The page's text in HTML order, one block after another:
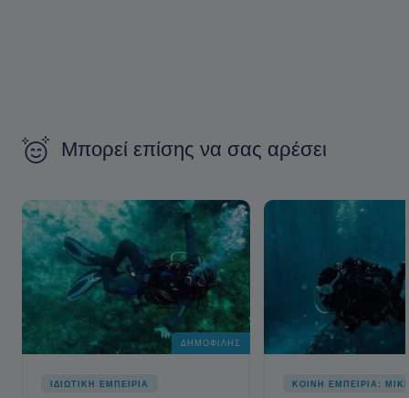
Μπορεί επίσης να σας αρέσει
ΔΗΜΟΦΙΛΉΣ
ΙΔΙΩΤΙΚΗ ΕΜΠΕΙΡΙΑ ΚΟΙΝΗ ΕΜΠΕΙΡΙΑ: